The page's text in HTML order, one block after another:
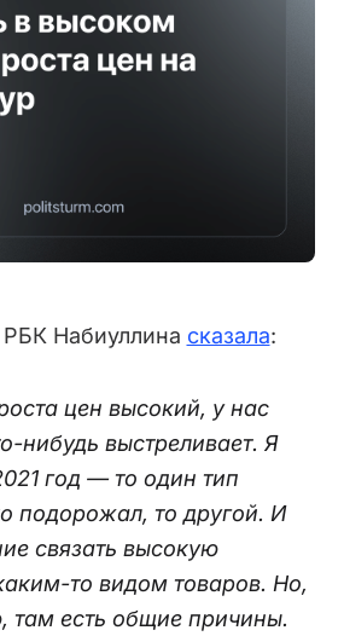
Набиуллина сказала:
цен высокий, у нас
нибудь выстреливает. Я
год — то один тип
подорожал, то другой. И
связать высокую
то видом товаров. Но,
там есть общие причины.